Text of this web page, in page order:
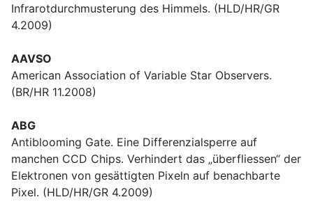
Infrarotdurchmusterung des Himmels. (HLD/HR/GR
4.2009)
AAVSO
American Association of Variable Star Observers.
(BR/HR 11.2008)
ABG
Antiblooming Gate. Eine Differenzialsperre auf
manchen CCD Chips. Verhindert das „überfliessen“ der
Elektronen von gesättigten Pixeln auf benachbarte
Pixel. (HLD/HR/GR 4.2009)